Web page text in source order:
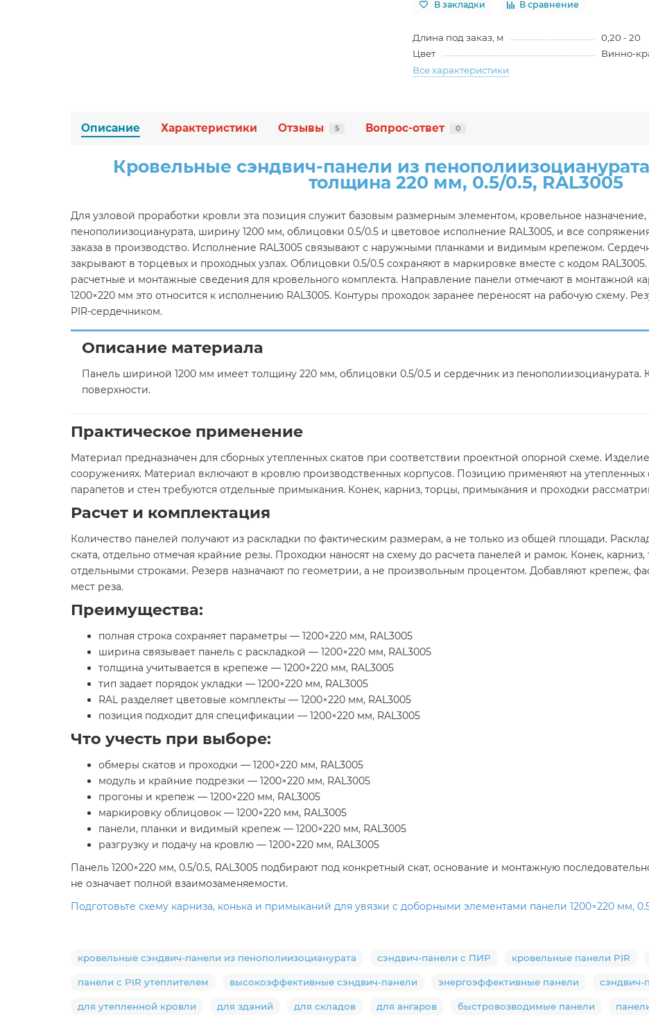
В закладки В сравнение
Длина под заказ, м
0,20 - 20
Цвет
Винно-
Все характеристики
Описание Характеристики Отзывы 5 Вопрос-ответ 0
Кровельные сэндвич-панели из
толщина 220 мм, 0.5/0.5, RAL3005
Для узловой проработки кровли эта позиция служит базовым размерным элементом, кровельное
пенополиизоцианурата, ширину 1200 мм, облицовки 0.5/0.5 и цветовое исполнение RAL3005, и все
заказа в производство. Исполнение RAL3005 связывают с наружными планками и видимым крепежом.
закрывают в торцевых и проходных узлах. Облицовки 0.5/0.5 сохраняют в маркировке вместе с кодом
расчетные и монтажные сведения для кровельного комплекта. Направление панели отмечают в монтажной
1200×220 мм это относится к исполнению RAL3005. Контуры проходок заранее переносят на рабочую схему.
PIR-сердечником.
Описание материала
Панель шириной 1200 мм имеет толщину 220 мм, облицовки 0.5/0.5 и сердечник из пенополиизоцианурата.
поверхности.
Практическое применение
Материал предназначен для сборных утепленных скатов при соответствии проектной опорной схеме.
сооружениях. Материал включают в кровлю производственных корпусов. Позицию применяют на утепленных
парапетов и стен требуются отдельные примыкания. Конек, карниз, торцы, примыкания и проходки
Расчет и комплектация
Количество панелей получают из раскладки по фактическим размерам, а не только из общей площади.
ската, отдельно отмечая крайние резы. Проходки наносят на схему до расчета панелей и рамок. Конек,
отдельными строками. Резерв назначают по геометрии, а не произвольным процентом. Добавляют крепеж,
мест реза.
Преимущества:
полная строка сохраняет параметры — 1200×220 мм, RAL3005
ширина связывает панель с раскладкой — 1200×220 мм, RAL3005
толщина учитывается в крепеже — 1200×220 мм, RAL3005
тип задает порядок укладки — 1200×220 мм, RAL3005
RAL разделяет цветовые комплекты — 1200×220 мм, RAL3005
позиция подходит для спецификации — 1200×220 мм, RAL3005
Что учесть при выборе:
обмеры скатов и проходки — 1200×220 мм, RAL3005
модуль и крайние подрезки — 1200×220 мм, RAL3005
прогоны и крепеж — 1200×220 мм, RAL3005
маркировку облицовок — 1200×220 мм, RAL3005
панели, планки и видимый крепеж — 1200×220 мм, RAL3005
разгрузку и подачу на кровлю — 1200×220 мм, RAL3005
Панель 1200×220 мм, 0.5/0.5, RAL3005 подбирают под конкретный скат, основание и монтажную
не означает полной взаимозаменяемости.
Подготовьте схему карниза, конька и примыканий для увязки с доборными элементами панели 1200×220 мм,
кровельные сэндвич-панели из пенополиизоцианурата сэндвич-панели с ПИР кровельные панели PIR
панели с PIR утеплителем высокоэффективные сэндвич-панели энергоэффективные панели сэндвич-
для утепленной кровли для зданий для складов для ангаров быстровозводимые панели